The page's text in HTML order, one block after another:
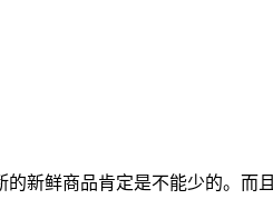
鲜商品肯定是不能少的。而